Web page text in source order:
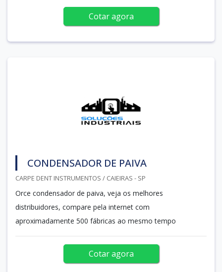
Cotar agora
CONDENSADOR DE PAIVA
CARPE DENT INSTRUMENTOS / CAIEIRAS - SP
Orce condensador de paiva, veja os melhores
distribuidores, compare pela internet com
aproximadamente 500 fábricas ao mesmo tempo
Cotar agora